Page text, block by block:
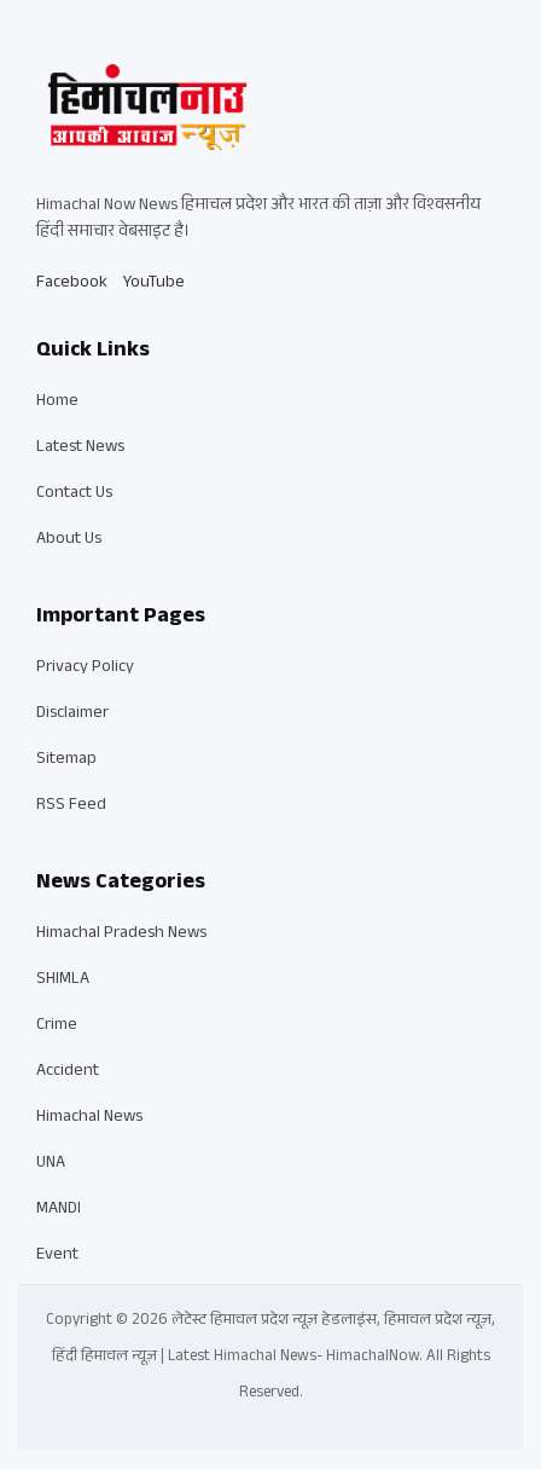
Himachal Now News हिमाचल प्रदेश और भारत की ताज़ा और विश्वसनीय
हिंदी समाचार वेबसाइट है।
Facebook YouTube
Quick Links
Home
Latest News
Contact Us
About Us
Important Pages
Privacy Policy
Disclaimer
Sitemap
RSS Feed
News Categories
Himachal Pradesh News
SHIMLA
Crime
Accident
Himachal News
UNA
MANDI
Event
Copyright © 2026 लेटेस्ट हिमाचल प्रदेश न्यूज़ हेडलाइंस, हिमाचल प्रदेश न्यूज़,
हिंदी हिमाचल न्यूज़ | Latest Himachal News- HimachalNow. All Rights
Reserved.